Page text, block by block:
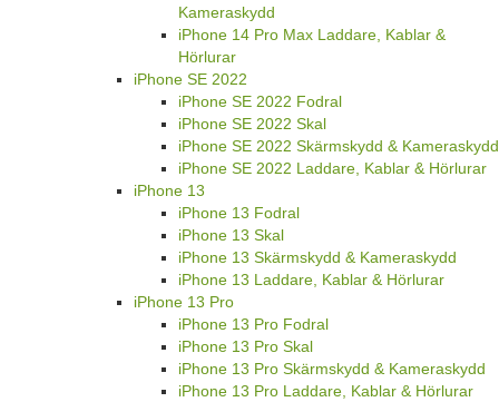
Kameraskydd
iPhone 14 Pro Max Laddare, Kablar &
Hörlurar
iPhone SE 2022
iPhone SE 2022 Fodral
iPhone SE 2022 Skal
iPhone SE 2022 Skärmskydd & Kameraskydd
iPhone SE 2022 Laddare, Kablar & Hörlurar
iPhone 13
iPhone 13 Fodral
iPhone 13 Skal
iPhone 13 Skärmskydd & Kameraskydd
iPhone 13 Laddare, Kablar & Hörlurar
iPhone 13 Pro
iPhone 13 Pro Fodral
iPhone 13 Pro Skal
iPhone 13 Pro Skärmskydd & Kameraskydd
iPhone 13 Pro Laddare, Kablar & Hörlurar